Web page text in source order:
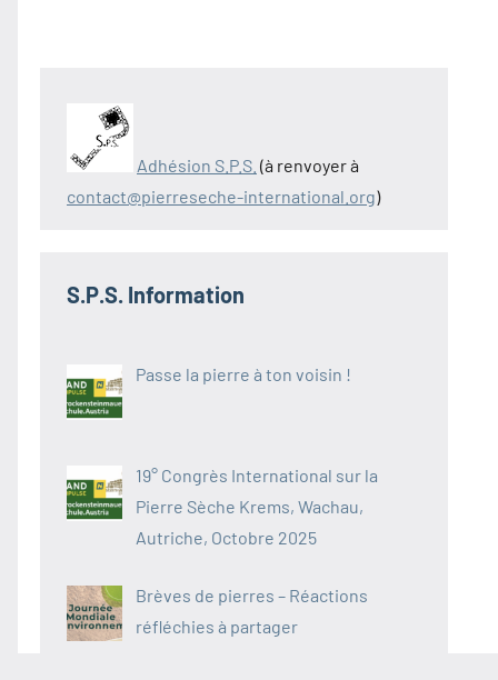
Adhésion S.P.S. (à renvoyer à
contact@pierreseche-international.org)
S.P.S. Information
Passe la pierre à ton voisin !
19° Congrès International sur la
Pierre Sèche Krems, Wachau,
Autriche, Octobre 2025
Brèves de pierres – Réactions
réfléchies à partager